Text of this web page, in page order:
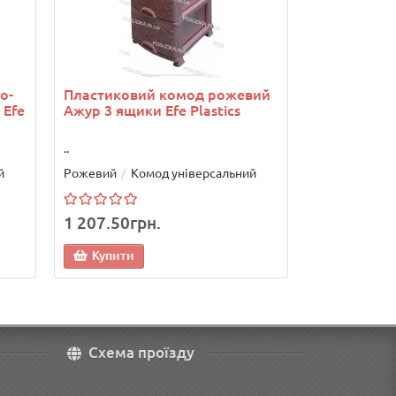
Пластиковий комод рожевий
Ажур 3 ящики Efe Plastics
..
Рожевий
Комод універсальний
1 207.50грн.
Купити
Схема проїзду